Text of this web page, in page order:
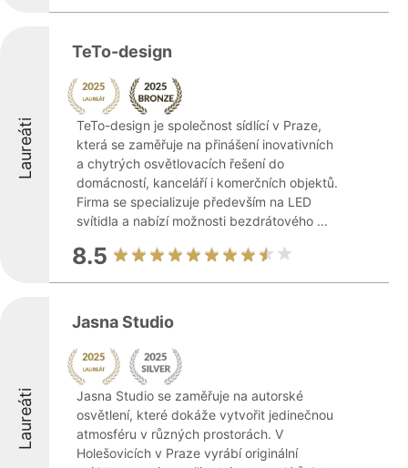
Laureáti
TeTo-design
TeTo-design je společnost sídlící v Praze,
která se zaměřuje na přinášení inovativních
a chytrých osvětlovacích řešení do
domácností, kanceláří i komerčních objektů.
Firma se specializuje především na LED
svítidla a nabízí možnosti bezdrátového ...
8.5
Laureáti
Jasna Studio
Jasna Studio se zaměřuje na autorské
osvětlení, které dokáže vytvořit jedinečnou
atmosféru v různých prostorách. V
Holešovicích v Praze vyrábí originální